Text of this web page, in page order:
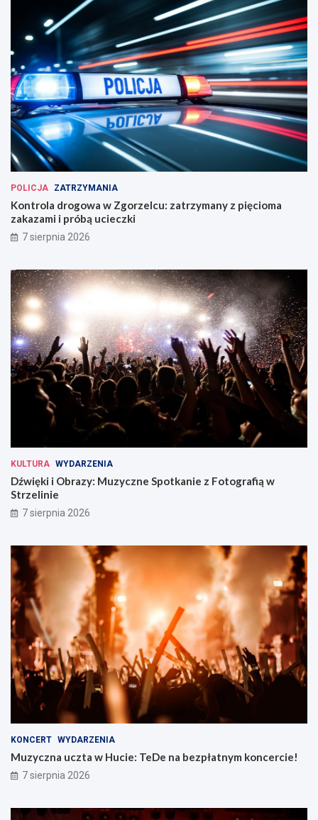
POLICJA ZATRZYMANIA
Kontrola drogowa w Zgorzelcu: zatrzymany z pięcioma
zakazami i próbą ucieczki
7 sierpnia 2026
KULTURA WYDARZENIA
Dźwięki i Obrazy: Muzyczne Spotkanie z Fotografią w
Strzelinie
7 sierpnia 2026
KONCERT WYDARZENIA
Muzyczna uczta w Hucie: TeDe na bezpłatnym koncercie!
7 sierpnia 2026